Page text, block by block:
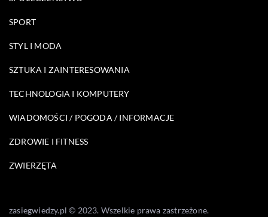
SPORT
STYL I MODA
SZTUKA I ZAINTERESOWANIA
TECHNOLOGIA I KOMPUTERY
WIADOMOŚCI / POGODA / INFORMACJE
ZDROWIE I FITNESS
ZWIERZĘTA
zasiegwiedzy.pl © 2023. Wszelkie prawa zastrzeżone.